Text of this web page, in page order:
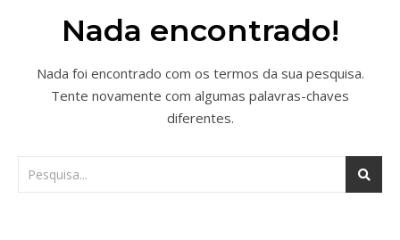
Nada encontrado!
Nada foi encontrado com os termos da sua pesquisa.
Tente novamente com algumas palavras-chaves
diferentes.